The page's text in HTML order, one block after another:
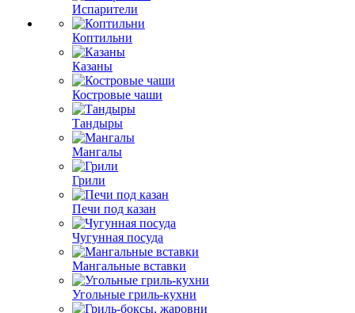
Испарители
Коптильни
Казаны
Костровые чаши
Тандыры
Мангалы
Грили
Печи под казан
Чугунная посуда
Мангальные вставки
Угольные гриль-кухни